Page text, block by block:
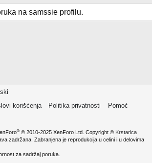
na samssie profilu.
korišćenja Politika privatnosti
Pomoć
® © 2010-2025 XenForo Ltd. Copyright © Krstarica
zadržana. Zabranjena je reprodukcija u celini i u delovima
za sadržaj poruka.